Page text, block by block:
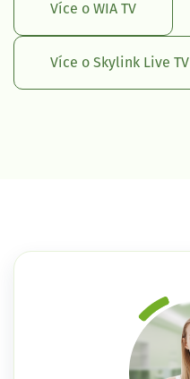
Více o WIA TV
Více o Skylink Live TV